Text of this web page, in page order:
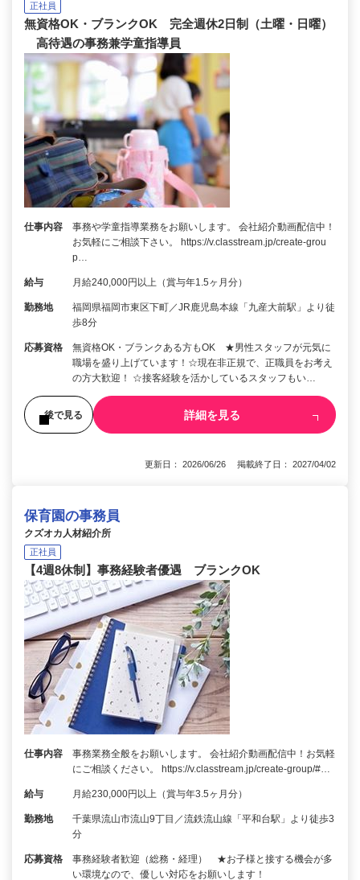
正社員
無資格OK・ブランクOK 完全週休2日制（土曜・日曜）
高待遇の事務兼学童指導員
仕事内容
事務や学童指導業務をお願いします。 会社紹介動画配信中！
お気軽にご相談下さい。 https://v.classtream.jp/create-grou
p…
給与 月給240,000円以上（賞与年1.5ヶ月分）
勤務地
福岡県福岡市東区下町／JR鹿児島本線「九産大前駅」より徒
歩8分
応募資格
無資格OK・ブランクある方もOK ★男性スタッフが元気に
職場を盛り上げています！☆現在非正規で、正職員をお考え
の方大歓迎！ ☆接客経験を活かしているスタッフもい…
後で見る 詳細を見る
更新日： 2026/06/26 掲載終了日： 2027/04/02
保育園の事務員
クズオカ人材紹介所
正社員
【4週8休制】事務経験者優遇 ブランクOK
仕事内容
事務業務全般をお願いします。 会社紹介動画配信中！お気軽
にご相談ください。 https://v.classtream.jp/create-group/#…
給与 月給230,000円以上（賞与年3.5ヶ月分）
勤務地
千葉県流山市流山9丁目／流鉄流山線「平和台駅」より徒歩3
分
応募資格
事務経験者歓迎（総務・経理） ★お子様と接する機会が多
い環境なので、優しい対応をお願いします！